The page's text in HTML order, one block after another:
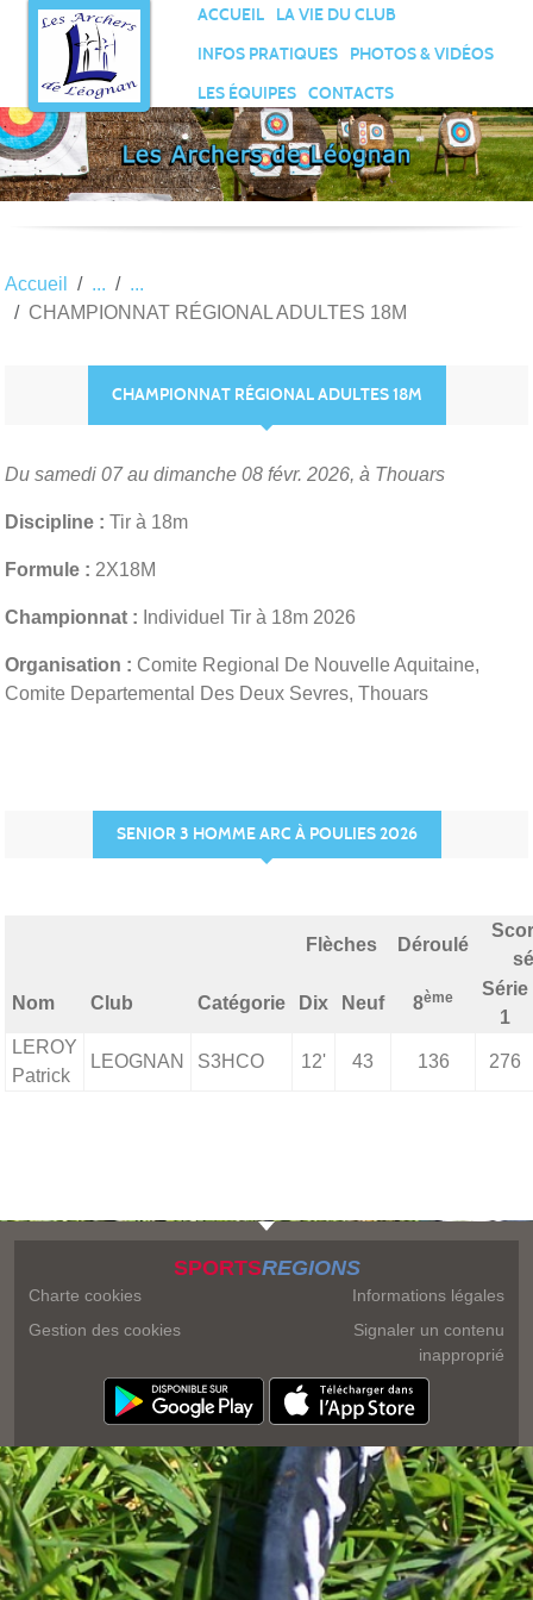
ACCUEIL
LA VIE DU CLUB
INFOS PRATIQUES
PHOTOS & VIDÉOS
LES ÉQUIPES
CONTACTS
Accueil
CHAMPIONNAT RÉGIONAL ADULTES 18M
CHAMPIONNAT RÉGIONAL ADULTES 18M
Du samedi 07 au dimanche 08 févr. 2026, à Thouars
Discipline : Tir à 18m
Formule : 2X18M
Championnat : Individuel Tir à 18m 2026
Organisation : Comite Regional De Nouvelle Aquitaine,
Comite Departemental Des Deux Sevres, Thouars
SENIOR 3 HOMME ARC À POULIES 2026
Flèches Déroulé
Nom Club Catégorie Dix Neuf 8ème
Série
1
LEROY
Patrick
LEOGNAN S3HCO 12' 43 136 276
SPORTSREGIONS
Charte cookies
Gestion des cookies
Informations légales
Signaler un contenu
inapproprié
Panneau de gestion des cookies